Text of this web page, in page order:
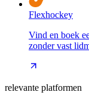
Flexhockey
Vind en boek
zonder vast
relevante platformen